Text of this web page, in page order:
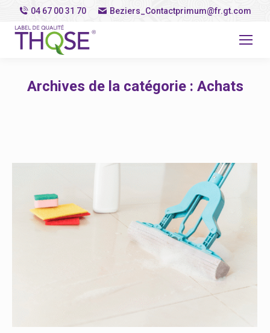
04 67 00 31 70 Beziers_Contactprimum@fr.gt.com
Archives de la catégorie : Achats